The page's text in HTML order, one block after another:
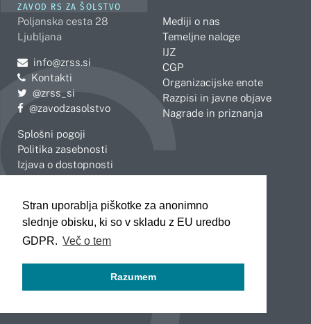
Stran uporablja piškotke za anonimno
slednje obisku, ki so v skladu z EU uredbo
GDPR. Več o tem
Razumem
ZAVOD RS ZA ŠOLSTVO
Poljanska cesta 28
Ljubljana
Pošljite e-mail na
info@zrss.si
Kontakti
Pojdite na Twitter:
@zrss_si
Pojdite na Facebook:
@zavodzasolstvo
Splošni pogoji
Politika zasebnosti
Izjava o dostopnosti
Mediji o nas
Temeljne naloge
IJZ
CGP
Organizacijske enote
Razpisi in javne objave
Nagrade in priznanja
Celje
Koper
Kranj
Novo mesto
Slovenj Gradec